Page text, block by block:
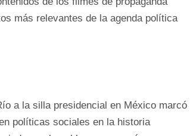
más relevantes de la agenda política
a la silla presidencial en México marcó
políticas sociales en la historia